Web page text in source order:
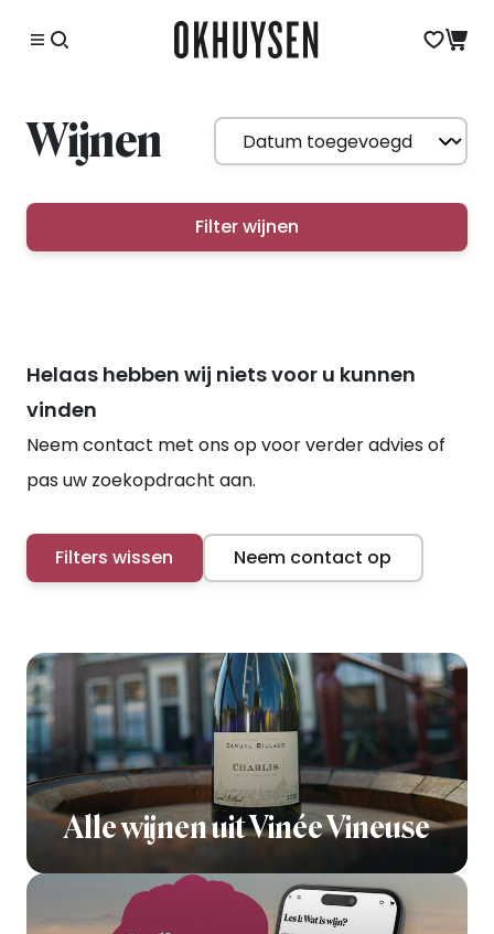
Wijnen
Filter wijnen
Helaas hebben wij niets voor u kunnen
vinden
Neem contact met ons op voor verder advies of
pas uw zoekopdracht aan.
Filters wissen Neem contact op
Alle wijnen uit Vinée Vineuse